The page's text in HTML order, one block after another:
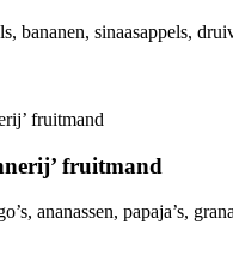
bananen, sinaasappels,
fruitmand
ananassen, papaja’s,